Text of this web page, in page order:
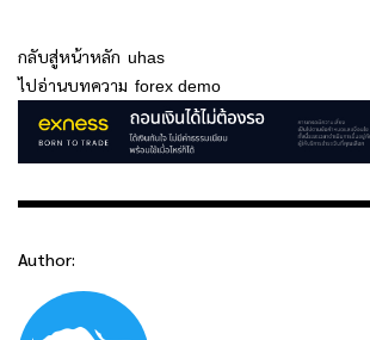
กลับสู่หน้าหลัก uhas
ไปอ่านบทความ forex demo
Author: